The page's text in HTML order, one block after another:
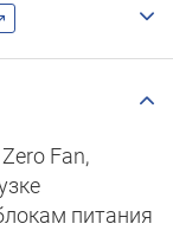
Fan,
питания